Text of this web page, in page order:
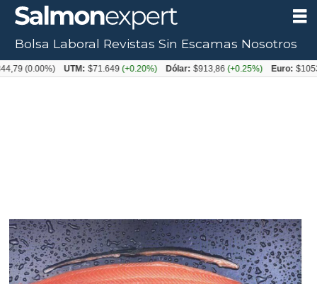
Bolsa Laboral Revistas Sin Escamas Nosotros
UTM: $71.649(+0.20%) Dólar: $913,86(+0.25%) Euro: $1053,08(-